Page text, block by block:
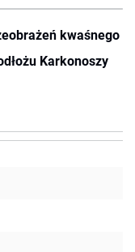
kwaśnego
Karkonoszy